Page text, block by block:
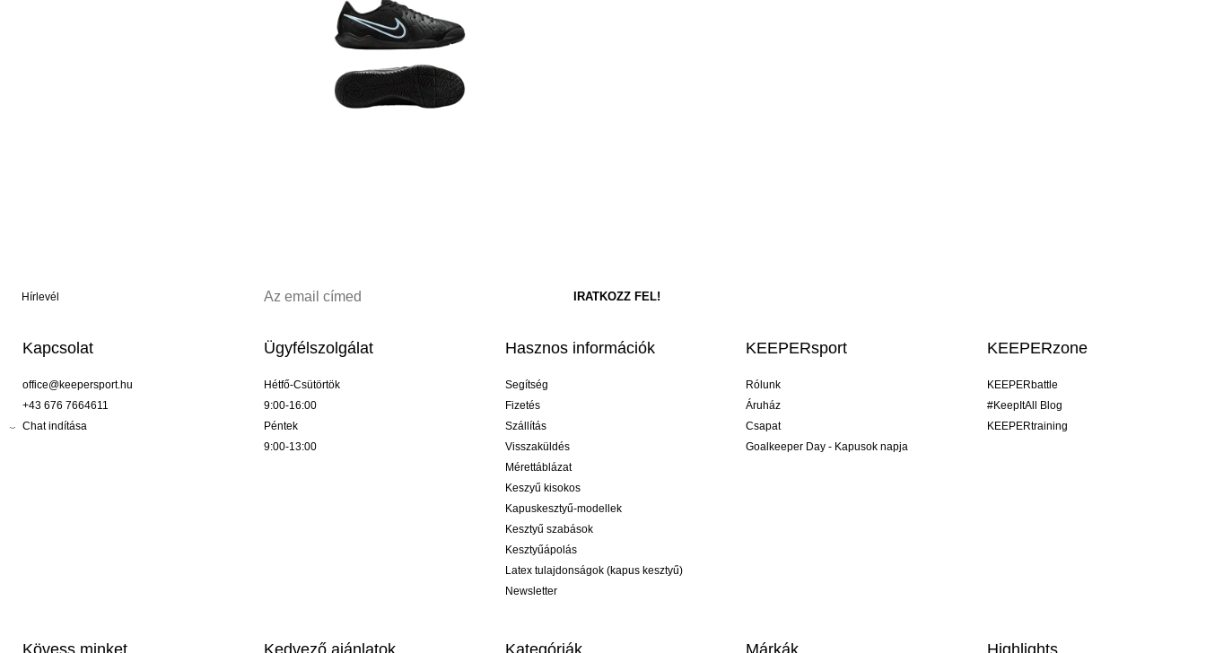
Hírlevél
Kapcsolat
office@keepersport.hu
+43 676 7664611
Chat indítása
Ügyfélszolgálat
Hétfő-Csütörtök
9:00-16:00
Péntek
9:00-13:00
Hasznos információk
Segítség
Fizetés
Szállítás
Visszaküldés
Mérettáblázat
Keszyű kisokos
Kapuskesztyű-modellek
Kesztyű szabások
Kesztyűápolás
Latex tulajdonságok (kapus kesztyű)
Newsletter
KEEPERsport
Rólunk
Áruház
Csapat
Goalkeeper Day - Kapusok napja
KEEPERzone
KEEPERbattle
#KeepItAll Blog
KEEPERtraining
Kövess minket Kedvező ajánlatok Kategóriák Márkák Highlights